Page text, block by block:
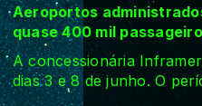
Aeroportos
quase 400 mil
A concessionária
dias 3 e 8 de junho. O